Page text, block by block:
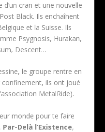
d’un cran et une nouvelle
Black. Ils enchaînent
et la Suisse. Ils
Psygnosis, Hurakan,
Descent…
le groupe rentre en
confinement, ils ont joué
MetalRide).
monde pour te faire
Par-Delà l’Existence,